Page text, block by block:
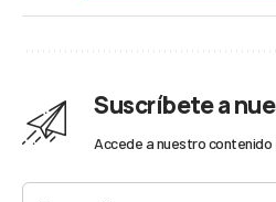
Suscríbete a
Accede a nuestro contenido